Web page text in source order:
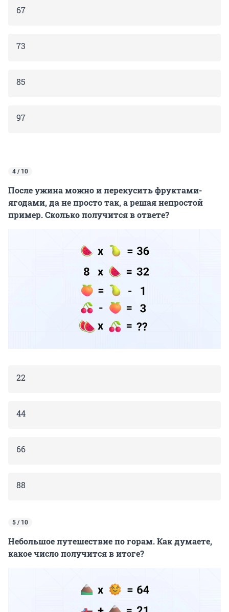
67
73
85
97
4 / 10
После ужина можно и перекусить фруктами-
ягодами, да не просто так, а решая непростой
пример. Сколько получится в ответе?
22
44
66
88
5 / 10
Небольшое путешествие по горам. Как думаете,
какое число получится в итоге?